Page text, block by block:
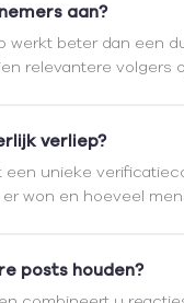
aan?
werkt beter dan een
relevantere volgers
verliep?
unieke
won en hoeveel
posts houden?